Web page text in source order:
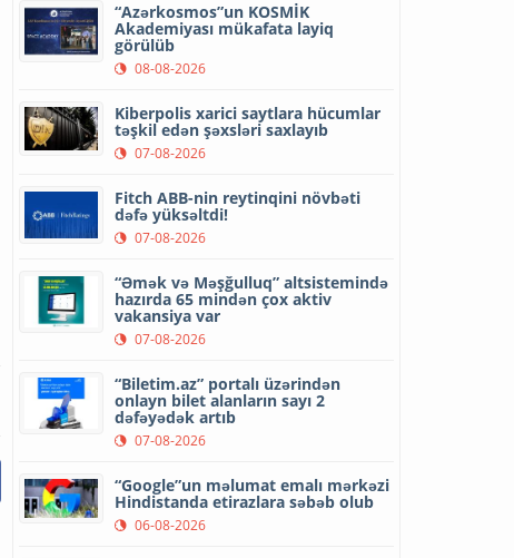
“Azərkosmos”un KOSMİK
Akademiyası mükafata layiq
görülüb
08-08-2026
Kiberpolis xarici saytlara hücumlar
təşkil edən şəxsləri saxlayıb
07-08-2026
Fitch ABB-nin reytinqini növbəti
dəfə yüksəltdi!
07-08-2026
“Əmək və Məşğulluq” altsistemində
hazırda 65 mindən çox aktiv
vakansiya var
07-08-2026
“Biletim.az” portalı üzərindən
onlayn bilet alanların sayı 2
dəfəyədək artıb
07-08-2026
“Google”un məlumat emalı mərkəzi
Hindistanda etirazlara səbəb olub
06-08-2026